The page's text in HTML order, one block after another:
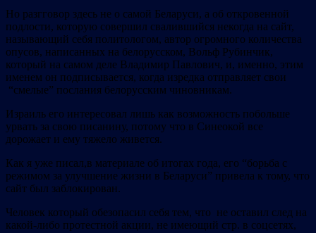
Но разгговор здесь не о самой Беларуси, а об откровенной
подлости, которую совершил свалившийся некогда на сайт,
называющий себя политологом, автор огромного количества
опусов, написанных на белорусском, Вольф Рубинчик,
который на самом деле Владимир Павлович, и, именно, этим
именем он подписывается, когда изредка отправляет свои
“смелые” послания белорусским чиновникам.
Израиль его интересовал лишь как возможность побольше
урвать за свою писанину, потому что в Синеокой все
дорожает и ему тяжело живется.
Как я уже писал,в материале об итогах года, его “борьба с
режимом за улучшение жизни в Беларуси” привела к тому, что
сайт был заблокирован.
Человек который обезопасил себя тем, что не оставил след на
какой-либо протестной акции, не имеющий стр. в соцсетях,